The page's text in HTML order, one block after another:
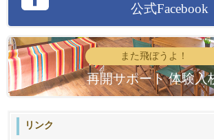
公式Facebook
また飛ぼうよ！
再開サポート 体験入
リンク